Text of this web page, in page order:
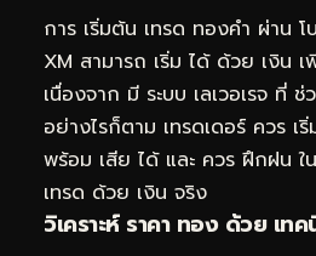
การ เริ่มต้น เทรด ทองคำ ผ่าน
XM สามารถ เริ่ม ได้ ด้วย เงิน
เนื่องจาก มี ระบบ เลเวอเรจ ที่
อย่างไรก็ตาม เทรดเดอร์ ควร
พร้อม เสีย ได้ และ ควร ฝึกฝน
เทรด ด้วย เงิน จริง
วิเคราะห์ ราคา ทอง ด้วย เท